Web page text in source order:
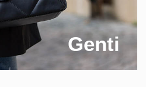
Genti